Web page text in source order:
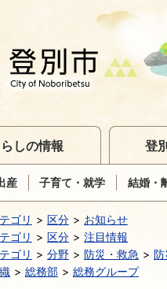
らしの情報
産 子育て・就学 結婚・
登
ゴリ 区分
お知らせ
ゴリ 区分
注目情報
ゴリ 分野 防災・救急
防
総務部 総務グループ